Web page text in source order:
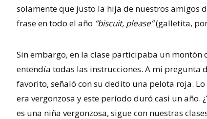
solamente que justo la hija de nuestros amigos
frase en todo el año “biscuit, please”(galletita,
Sin embargo, en la clase participaba un montón
entendía todas las instrucciones. A mi pregunta
favorito, señaló con su dedito una pelota roja.
era vergonzosa y este período duró casi un año.
es una niña vergonzosa, sigue con nuestras